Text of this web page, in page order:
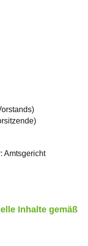
Amtsgericht
Inhalte gemäß